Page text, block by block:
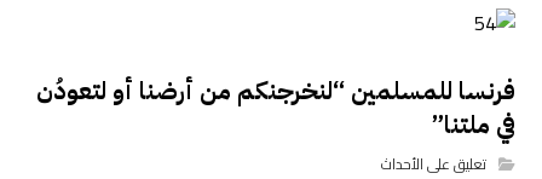
فرنسا للمسلمين “لنخرجنكم من أرضنا أو لتعودُن
في ملتنا”
تعليق على الأحداث